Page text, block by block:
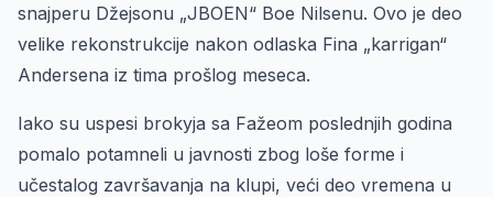
snajperu Džejsonu „JBOEN“ Boe Nilsenu. Ovo je deo
velike rekonstrukcije nakon odlaska Fina „karrigan“
Andersena iz tima prošlog meseca.
Iako su uspesi brokyja sa Fažeom poslednjih godina
pomalo potamneli u javnosti zbog loše forme i
učestalog završavanja na klupi, veći deo vremena u